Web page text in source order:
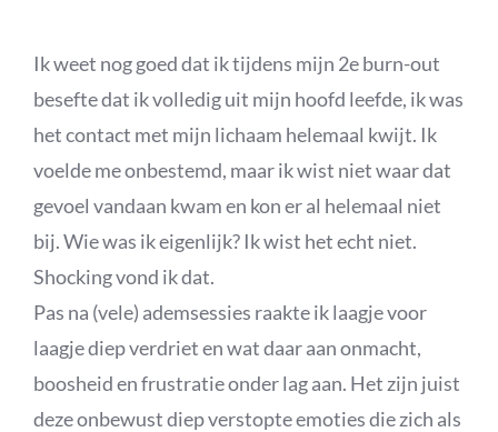
Ik weet nog goed dat ik tijdens mijn 2e burn-out
besefte dat ik volledig uit mijn hoofd leefde, ik was
het contact met mijn lichaam helemaal kwijt. Ik
voelde me onbestemd, maar ik wist niet waar dat
gevoel vandaan kwam en kon er al helemaal niet
bij. Wie was ik eigenlijk? Ik wist het echt niet.
Shocking vond ik dat.
Pas na (vele) ademsessies raakte ik laagje voor
laagje diep verdriet en wat daar aan onmacht,
boosheid en frustratie onder lag aan. Het zijn juist
deze onbewust diep verstopte emoties die zich als